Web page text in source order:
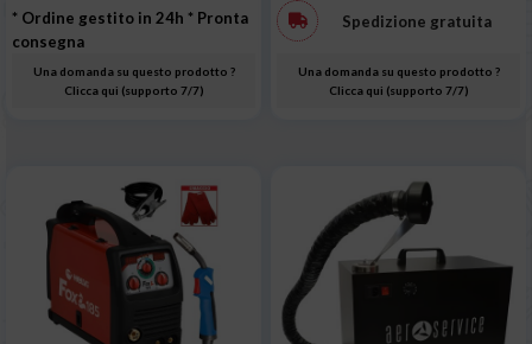
* Ordine gestito in 24h * Pronta
consegna
Una domanda su questo prodotto ?
Clicca qui (supporto 7/7)
Spedizione gratuita
Una domanda su questo prodotto ?
Clicca qui (supporto 7/7)